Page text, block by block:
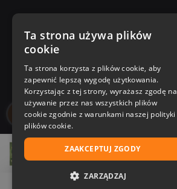
32,99 zł
Zakupy u nas
Nasza oferta
Nasi autorzy
Ta strona używa plików
cookie
Ta strona korzysta z plików cookie, aby
zapewnić lepszą wygodę użytkowania.
Korzystając z tej strony, wyrażasz zgodę na
używanie przez nas wszystkich plików
cookie zgodnie z warunkami naszej polityki
plików cookie.
ZAAKCEPTUJ ZGODY
ZARZĄDZAJ